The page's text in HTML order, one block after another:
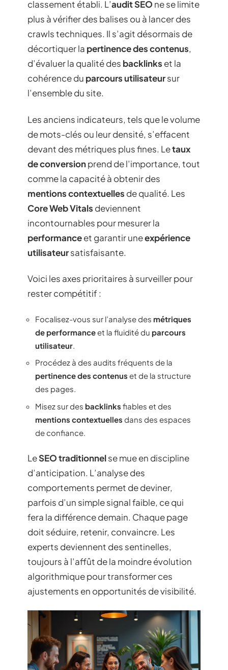
classement établi. L’audit SEO ne se limite
plus à vérifier des balises ou à lancer des
crawls techniques. Il s’agit désormais de
décortiquer la pertinence des contenus,
d’évaluer la qualité des backlinks et la
cohérence du parcours utilisateursur
l’ensemble du site.
Les anciens indicateurs, tels que le volume
de mots-clés ou leur densité, s’effacent
devant des métriques plus fines. Letaux
de conversionprend de l’importance, tout
comme la capacité à obtenir des
mentions contextuelles de qualité. Les
Core Web Vitals deviennent
incontournables pour mesurer la
performanceet garantir uneexpérience
utilisateursatisfaisante.
Voici les axes prioritaires à surveiller pour
rester compétitif :
Focalisez-vous sur l’analyse des métriques
de performanceet la fluidité du parcours
utilisateur
Procédez à des audits fréquents de la
pertinence des contenus et de la structure
des pages.
Misez sur des backlinks fiables et des
mentions contextuelles dans des espaces
de confiance.
LeSEO traditionnelse mue en discipline
d’anticipation. L’analyse des
comportements permet de deviner,
parfois d’un simple signal faible, ce qui
fera la différence demain. Chaque page
doit séduire, retenir, convaincre. Les
experts deviennent des sentinelles,
toujours à l’affût de la moindre évolution
algorithmique pour transformer ces
ajustements en opportunités de visibilité.